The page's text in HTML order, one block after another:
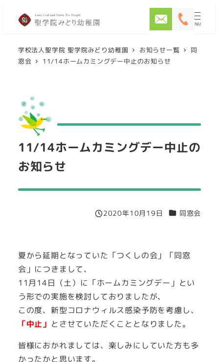
MENU
学校法人聖学院 聖学院みどり幼稚園 お知らせ一覧
同
窓会
11/14ホームカミングデー中止のお知らせ
11/14ホームカミングデー中止の
お知らせ
投稿日
2020年10月19日 カテゴリー
同窓会
夏から延期となっていた「つくしの会」「同窓
会」につきまして、
11月14日（土）に「ホームカミングデー」とい
う形での実施を検討しておりましたが、
この度、新型コロナウィルス感染予防を考慮し、
「中止」 とさせていただくこととなりました。
皆様におかれましては、楽しみにしていた方も多
かったかと思います。